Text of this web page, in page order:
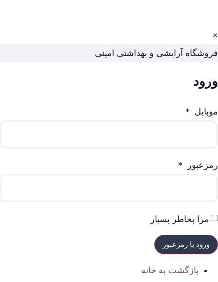
×
فروشگاه آرایشی و بهداشتی امینی
ورود
موبایل *
رمزعبور *
مرا بخاطر بسپار
بازگشت به خانه